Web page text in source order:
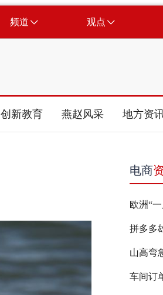
频道 观点
创新教育 燕赵风采 地方资
电商